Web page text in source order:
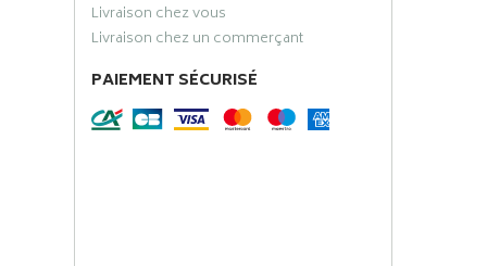
Livraison chez vous
Livraison chez un commerçant
PAIEMENT SÉCURISÉ